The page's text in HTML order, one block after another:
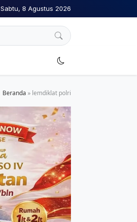
Sabtu, 8 Agustus 2026
Beranda » lemdiklat polri